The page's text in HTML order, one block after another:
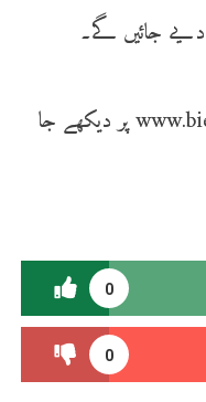
جائیں گے۔
نتائج بورڈ کی ویب سائٹ www.biek.edu.pk پر دیکھے جا
0
0